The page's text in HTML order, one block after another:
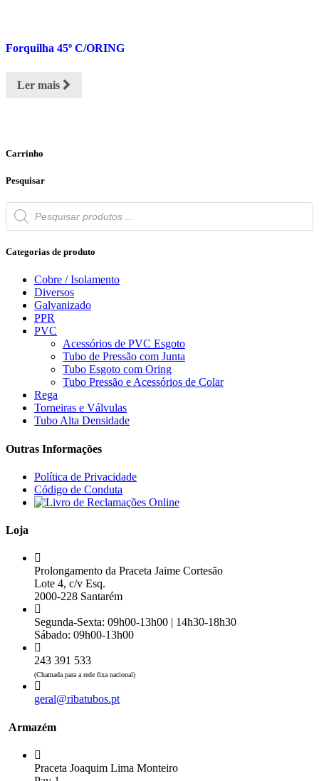
Forquilha 45º C/ORING
Ler mais
Carrinho
Pesquisar
Products
search
Categorias de produto
Cobre / Isolamento
Diversos
Galvanizado
PPR
PVC
Acessórios de PVC Esgoto
Tubo de Pressão com Junta
Tubo Esgoto com Oring
Tubo Pressão e Acessórios de Colar
Rega
Torneiras e Válvulas
Tubo Alta Densidade
Outras Informações
Política de Privacidade
Código de Conduta
Loja
Prolongamento da Praceta Jaime Cortesão
Lote 4, c/v Esq.
2000-228 Santarém
Segunda-Sexta: 09h00-13h00 | 14h30-18h30
Sábado: 09h00-13h00
243 391 533
(Chamada para a rede fixa nacional)
geral@ribatubos.pt
Armazém
Praceta Joaquim Lima Monteiro